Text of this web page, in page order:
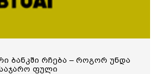
ბანკში რჩება – როგორ უნდა
ფული